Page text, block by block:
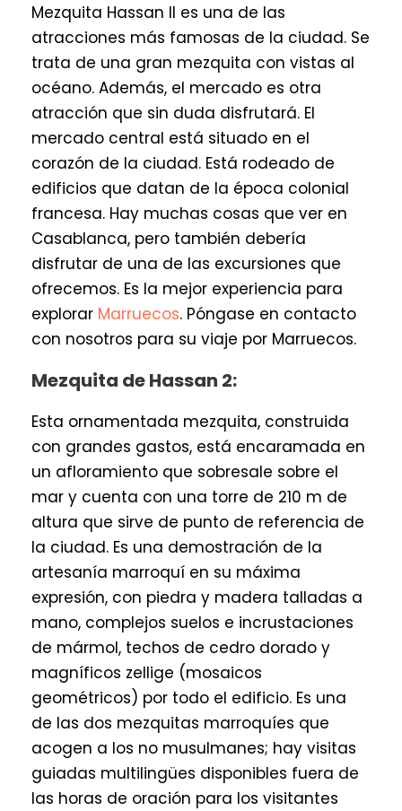
Mezquita Hassan II es una de las
atracciones más famosas de la ciudad. Se
trata de una gran mezquita con vistas al
océano. Además, el mercado es otra
atracción que sin duda disfrutará. El
mercado central está situado en el
corazón de la ciudad. Está rodeado de
edificios que datan de la época colonial
francesa. Hay muchas cosas que ver en
Casablanca, pero también debería
disfrutar de una de las excursiones que
ofrecemos. Es la mejor experiencia para
explorar Marruecos. Póngase en contacto
con nosotros para su viaje por Marruecos.
Mezquita de Hassan 2:
Esta ornamentada mezquita, construida
con grandes gastos, está encaramada en
un afloramiento que sobresale sobre el
mar y cuenta con una torre de 210 m de
altura que sirve de punto de referencia de
la ciudad. Es una demostración de la
artesanía marroquí en su máxima
expresión, con piedra y madera talladas a
mano, complejos suelos e incrustaciones
de mármol, techos de cedro dorado y
magníficos zellige (mosaicos
geométricos) por todo el edificio. Es una
de las dos mezquitas marroquíes que
acogen a los no musulmanes; hay visitas
guiadas multilingües disponibles fuera de
las horas de oración para los visitantes